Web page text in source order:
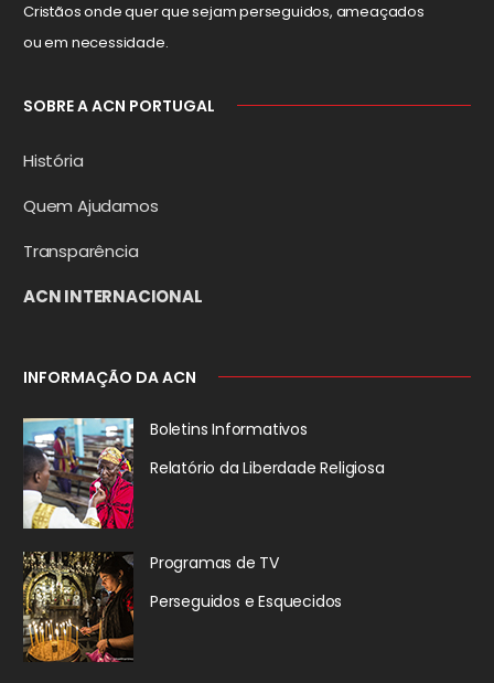
Cristãos onde quer que sejam perseguidos, ameaçados
ou em necessidade.
SOBRE A ACN PORTUGAL
História
Quem Ajudamos
Transparência
ACN INTERNACIONAL
INFORMAÇÃO DA ACN
Boletins Informativos
Relatório da Liberdade Religiosa
Programas de TV
Perseguidos e Esquecidos